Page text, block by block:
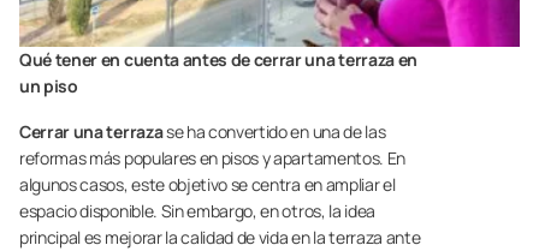
Qué tener en cuenta antes de cerrar una terraza en
un piso
Cerrar una terrazase ha convertido en una de las
reformas más populares en pisos y apartamentos. En
algunos casos, este objetivo se centra en ampliar el
espacio disponible. Sin embargo, en otros, la idea
principal es mejorar la calidad de vida en la terraza ante